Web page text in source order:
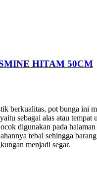
HITAM 50CM
berkualitas, pot bunga ini
sebagai alas atau tempat
digunakan pada
tebal sehingga
menjadi segar.